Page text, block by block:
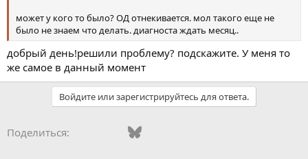
может у кого то было? ОД отнекивается. мол такого еще не
было не знаем что делать. диагноста ждать месяц..
добрый день!решили проблему? подскажите. У меня то
же самое в данный момент
Войдите или зарегистрируйтесь для ответа.
Поделиться: Vkontakte
FacebookBluesky